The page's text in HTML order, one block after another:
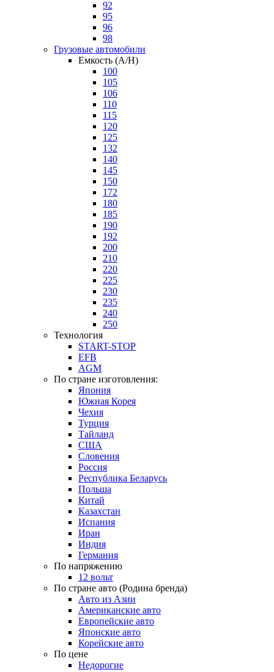
92
95
96
98
Грузовые автомобили
Емкость (A/H)
100
105
106
110
115
120
125
132
140
145
150
172
180
185
190
192
200
210
220
225
230
235
240
250
Технология
START-STOP
EFB
AGM
По стране изготовления:
Япония
Южная Корея
Чехия
Турция
Тайланд
США
Словения
Россия
Республика Беларусь
Польша
Китай
Казахстан
Испания
Иран
Индия
Германия
По напряжению
12 вольт
По стране авто (Родина бренда)
Авто из Азии
Американские авто
Европейские авто
Японские авто
Корейские авто
По цене
Недорогие